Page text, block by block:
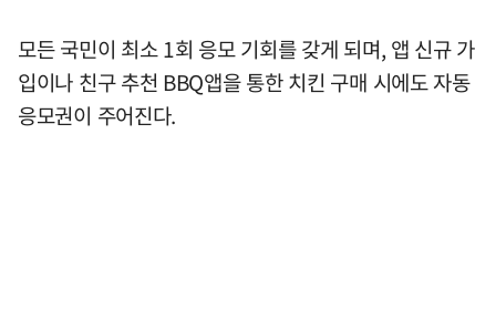
모든 국민이 최소 1회 응모 기회를 갖게 되며, 앱 신규 가
입이나 친구 추천 BBQ앱을 통한 치킨 구매 시에도 자동
응모권이 주어진다.